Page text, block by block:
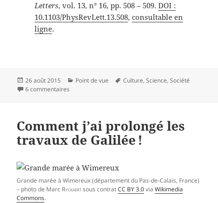
Letters, vol. 13, n° 16,‎ pp. 508 – 509.DOI :
10.1103/PhysRevLett.13.508,consultable en
ligne.
Publié
le
26 août 2015 Catégories
Point de vue
Mots-
Culture,Science,Société
6 commentaires
Comment j’ai prolongé les
travaux de Galilée !
Grande marée à Wimereux (département du Pas-de-Calais, France)
– photo de Marc Ryckaertsous contratCC BY 3.0viaWikimedia
Commons.